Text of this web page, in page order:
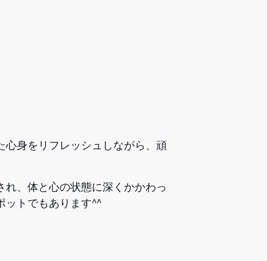
身をリフレッシュしながら、頑
、体と心の状態に深くかかわっ
ットでもあります^^